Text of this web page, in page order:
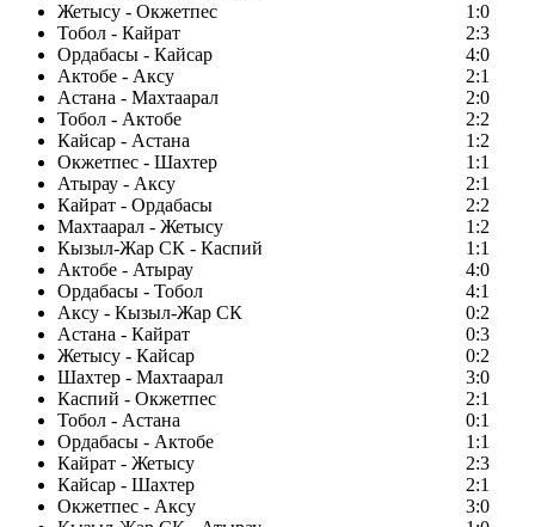
Жетысу - Окжетпес
1:0
Тобол - Кайрат
2:3
Ордабасы - Кайсар
4:0
Актобе - Аксу
2:1
Астана - Махтаарал
2:0
Тобол - Актобе
2:2
Кайсар - Астана
1:2
Окжетпес - Шахтер
1:1
Атырау - Аксу
2:1
Кайрат - Ордабасы
2:2
Махтаарал - Жетысу
1:2
Кызыл-Жар СК - Каспий
1:1
Актобе - Атырау
4:0
Ордабасы - Тобол
4:1
Аксу - Кызыл-Жар СК
0:2
Астана - Кайрат
0:3
Жетысу - Кайсар
0:2
Шахтер - Махтаарал
3:0
Каспий - Окжетпес
2:1
Тобол - Астана
0:1
Ордабасы - Актобе
1:1
Кайрат - Жетысу
2:3
Кайсар - Шахтер
2:1
Окжетпес - Аксу
3:0